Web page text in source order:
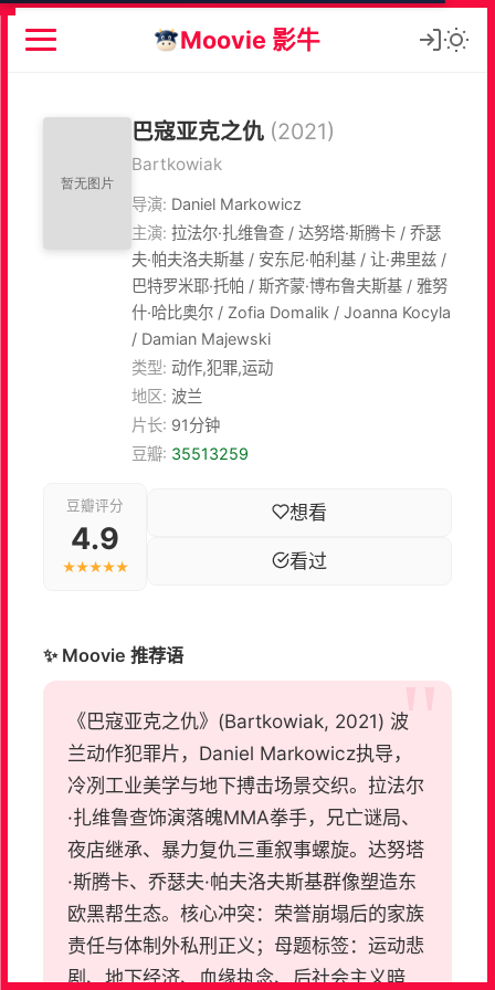
Moovie 影牛
巴寇亚克之仇 (2021)
Bartkowiak
导演: Daniel Markowicz
主演: 拉法尔·扎维鲁查 / 达努塔·斯腾卡 / 乔瑟
夫·帕夫洛夫斯基 / 安东尼·帕利基 / 让·弗里兹 /
巴特罗米耶·托帕 / 斯齐蒙·博布鲁夫斯基 / 雅努
什·哈比奥尔 / Zofia Domalik / Joanna Kocyla
/ Damian Majewski
类型: 动作,犯罪,运动
地区: 波兰
片长: 91分钟
豆瓣: 35513259
豆瓣评分
4.9
★★★★★
想看
看过
✨ Moovie 推荐语
《巴寇亚克之仇》(Bartkowiak, 2021) 波
兰动作犯罪片，Daniel Markowicz执导，
冷冽工业美学与地下搏击场景交织。拉法尔
·扎维鲁查饰演落魄MMA拳手，兄亡谜局、
夜店继承、暴力复仇三重叙事螺旋。达努塔
·斯腾卡、乔瑟夫·帕夫洛夫斯基群像塑造东
欧黑帮生态。核心冲突：荣誉崩塌后的家族
责任与体制外私刑正义；母题标签：运动悲
剧、地下经济、血缘执念、后社会主义暗